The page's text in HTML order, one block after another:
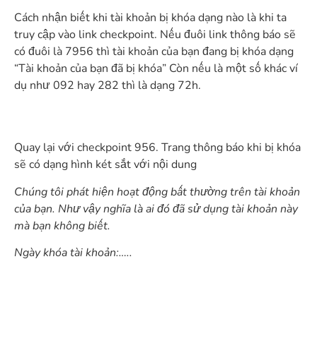
Cách nhận biết khi tài khoản bị khóa dạng nào là khi ta
truy cập vào link checkpoint. Nếu đuôi link thông báo sẽ
có đuôi là 7956 thì tài khoản của bạn đang bị khóa dạng
“Tài khoản của bạn đã bị khóa” Còn nếu là một số khác ví
dụ như 092 hay 282 thì là dạng 72h.
Quay lại với checkpoint 956. Trang thông báo khi bị khóa
sẽ có dạng hình két sắt với nội dung
Chúng tôi phát hiện hoạt động bất thường trên tài khoản
của bạn. Như vậy nghĩa là ai đó đã sử dụng tài khoản này
mà bạn không biết.
Ngày khóa tài khoản:…..